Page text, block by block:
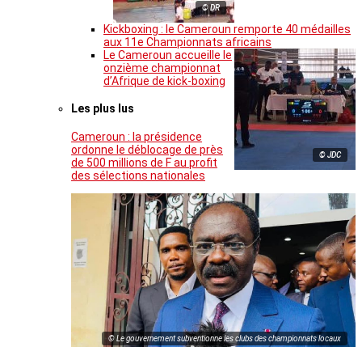
© DR
Kickboxing : le Cameroun remporte 40 médailles
aux 11e Championnats africains
© JDC
Le Cameroun accueille le
onzième championnat
d’Afrique de kick-boxing
Les plus lus
Cameroun : la présidence
ordonne le déblocage de près
de 500 millions de F au profit
des sélections nationales
© Le gouvernement subventionne les clubs des championnats locaux